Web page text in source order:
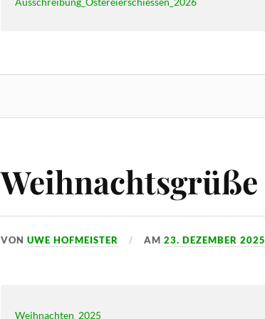
Weihnachtsgrüße
VONUWE HOFMEISTER AM23. DEZEMBER 2025
Weihnachten_2025